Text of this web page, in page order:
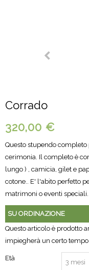
Corrado
320,00 €
Questo stupendo
cerimonia. Il completo è
lungo ) , camicia, gilet e
cotone.. E' l'abito perfetto
matrimoni o eventi speciali.
SU ORDINAZIONE
Questo articolo è prodotto
impiegherà un certo tempo
Età